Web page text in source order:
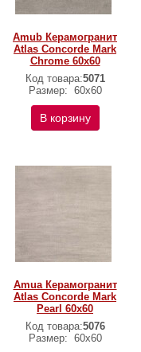
Amub Керамогранит
Atlas Concorde Mark
Chrome 60x60
Код товара:5071
Размер: 60x60
В корзину
Amua Керамогранит
Atlas Concorde Mark
Pearl 60x60
Код товара:5076
Размер: 60x60